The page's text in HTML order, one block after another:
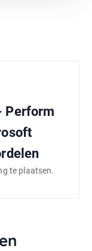
Perform
te plaatsen.